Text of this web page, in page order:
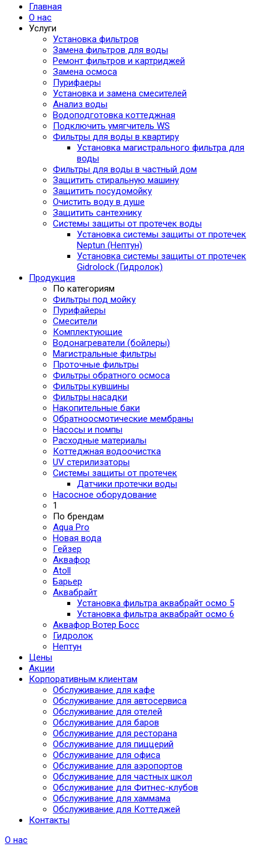
Главная
О нас
Услуги
Установка фильтров
Замена фильтров для воды
Ремонт фильтров и картриджей
Замена осмоса
Пурифаеры
Установка и замена смесителей
Анализ воды
Водоподготовка коттеджная
Подключить умягчитель WS
Фильтры для воды в квартиру
Установка магистрального фильтра для
воды
Фильтры для воды в частный дом
Защитить стиральную машину
Защитить посудомойку
Очистить воду в душе
Защитить сантехнику
Системы защиты от протечек воды
Установка системы защиты от протечек
Neptun (Нептун)
Установка системы защиты от протечек
Gidrolock (Гидролок)
Продукция
По категориям
Фильтры под мойку
Пурифайеры
Смесители
Комплектующие
Водонагреватели (бойлеры)
Магистральные фильтры
Проточные фильтры
Фильтры обратного осмоса
Фильтры кувшины
Фильтры насадки
Накопительные баки
Обратноосмотические мембраны
Насосы и помпы
Расходные материалы
Коттеджная водоочистка
UV стерилизаторы
Системы защиты от протечек
Датчики протечки воды
Насосное оборудование
1
По брендам
Aqua Pro
Новая вода
Гейзер
Аквафор
Atoll
Барьер
Аквабрайт
Установка фильтра аквабрайт осмо 5
Установка фильтра аквабрайт осмо 6
Аквафор Вотер Босс
Гидролок
Нептун
Цены
Акции
Корпоративным клиентам
Обслуживание для кафе
Обслуживание для автосервиса
Обслуживание для отелей
Обслуживание для баров
Обслуживание для ресторана
Обслуживание для пиццерий
Обслуживание для офиса
Обслуживание для аэропортов
Обслуживание для частных школ
Обслуживание для Фитнес-клубов
Обслуживание для хаммама
Обслуживание для Коттеджей
Контакты
О нас